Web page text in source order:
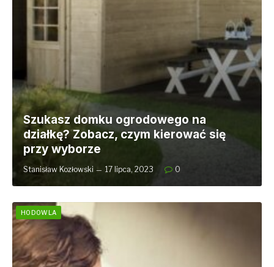
Szukasz domku ogrodowego na
działkę? Zobacz, czym kierować się
przy wyborze
Stanisław Kozłowski 17 lipca, 2023 0
HODOWLA